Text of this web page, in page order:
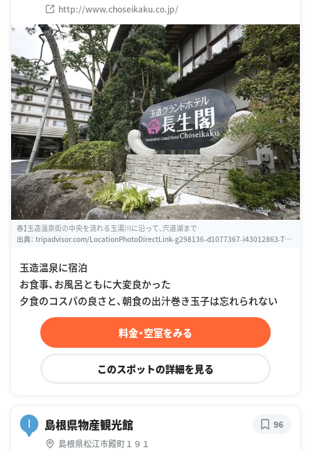
http://www.choseikaku.co.jp/
春】玉造温泉街の中央を流れる玉湯川に沿って、宍道湖まで
出典： tripadvisor.com/LocationPhotoDirectLink-g298136-d1077367-i43012863-Ta
玉造温泉に宿泊
お食事、お風呂ともに大変良かった
夕食のコスパの良さと、朝食の出汁巻き玉子は忘れられない
料金・空室をみる
このスポットの詳細を見る
I 島根県物産観光館
島根県松江市殿町１９１
96